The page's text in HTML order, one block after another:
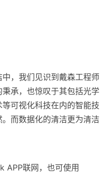
，我们见识到戴森工程师
承，也惊叹于其包括光学
可视化科技在内的智能技
而数据化的清洁更为清洁
APP联网，也可使用